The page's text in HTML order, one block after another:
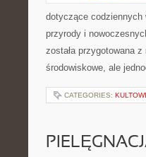
dotyczące codziennych
przyrody i
została przygotowana
środowiskowe, ale
CATEGORIES: